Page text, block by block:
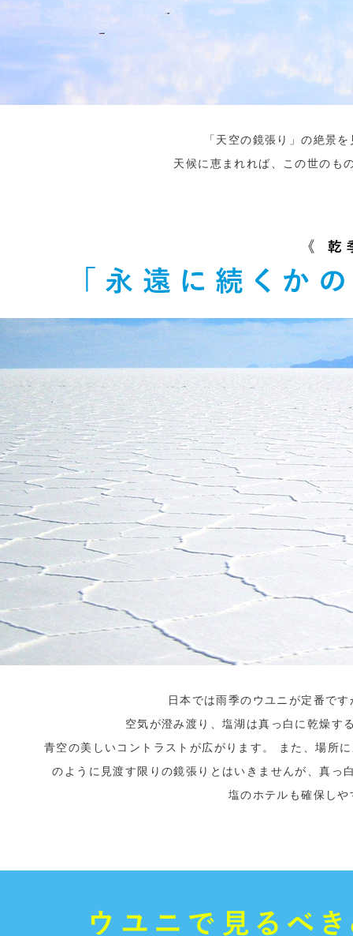
「天空の鏡張り」の絶景
天候に恵まれれば、この世のも
日本では雨季のウユニが定番で
空気が澄み渡り、塩湖は真っ白に乾燥す
青空の美しいコントラストが広がります。 また、場所
のように見渡す限りの鏡張りとはいきませんが、真っ
塩のホテルも確保し